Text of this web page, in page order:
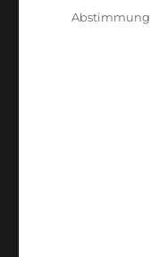
on
Categories
Abstimmung